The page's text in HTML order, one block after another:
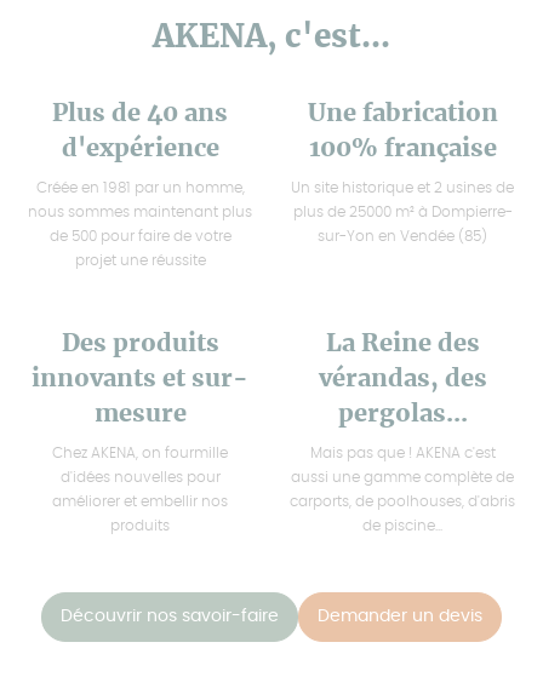
AKENA, c'est...
Plus de 40 ans
d'expérience
Créée en 1981 par un homme,
nous sommes maintenant plus
de 500 pour faire de votre
projet une réussite
Une fabrication
100% française
Un site historique et 2 usines de
plus de 25000 m² à Dompierre-
sur-Yon en Vendée (85)
Des produits
innovants et sur-
mesure
Chez AKENA, on fourmille
d'idées nouvelles pour
améliorer et embellir nos
produits
La Reine des
vérandas, des
pergolas...
Mais pas que ! AKENA c'est
aussi une gamme complète de
carports, de poolhouses, d'abris
de piscine...
Découvrir nos savoir-faire Demander un devis